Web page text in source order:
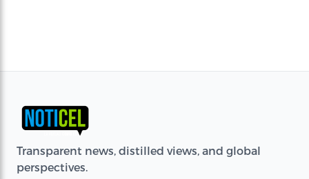
Transparent news, distilled views, and global
perspectives.